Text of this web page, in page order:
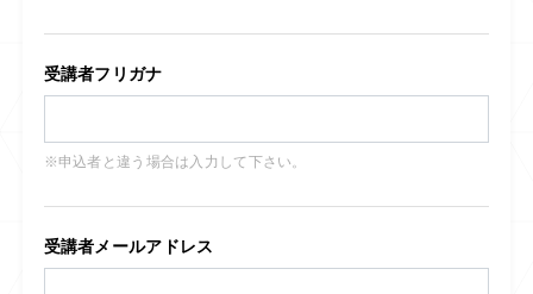
受講者フリガナ
※申込者と違う場合は入力して下さい。
受講者メールアドレス